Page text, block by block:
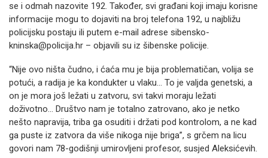
se i odmah nazovite 192. Također, svi građani koji imaju korisne
informacije mogu to dojaviti na broj telefona 192, u najbližu
policijsku postaju ili putem e-mail adrese sibensko-
kninska@policija.hr – objavili su iz šibenske policije.
“Nije ovo ništa čudno, i ćaća mu je bija problematičan, volija se
potući, a radija je ka kondukter u vlaku... To je valjda genetski, a
on je mora još ležati u zatvoru, svi takvi moraju ležati
doživotno... Društvo nam je totalno zatrovano, ako je netko
nešto napravija, triba ga osuditi i držati pod kontrolom, a ne kad
ga puste iz zatvora da više nikoga nije briga”, s grčem na licu
govori nam 78-godišnji umirovljeni profesor, susjed Aleksićevih.